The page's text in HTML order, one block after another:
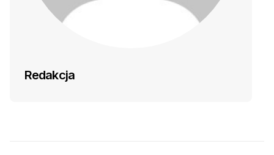
Redakcja